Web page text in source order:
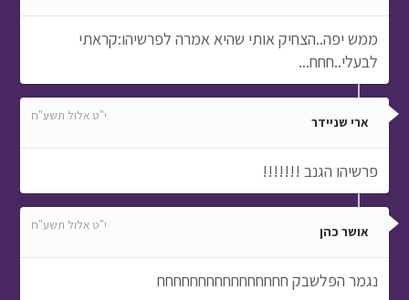
ממש יפה..הצחיק אותי שהיא אמרה לפרשיהו:קראתי
לבעלי..חחח...
ארי שניידר י"ט אלול תשע"ח
פרשיהו הגנב !!!!!!!
אושר כהן י"ט אלול תשע"ח
נגמר הפלשבק חחחחחחחחחחחחחחחח